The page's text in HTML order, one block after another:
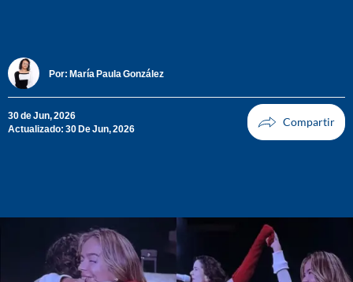
Por: María Paula González
30 de Jun, 2026
Actualizado: 30 De Jun, 2026